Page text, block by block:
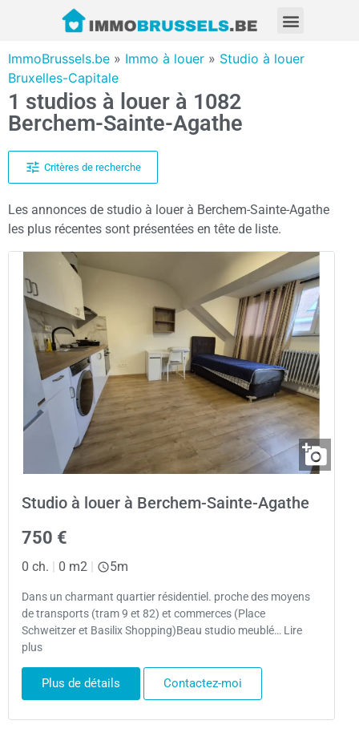
ImmoBrussels.be » Immo à louer » Studio à louer
Bruxelles-Capitale
1 studios à louer à 1082
Berchem-Sainte-Agathe
Critères de recherche
Les annonces de studio à louer à Berchem-Sainte-Agathe
les plus récentes sont présentées en tête de liste.
Studio à louer à Berchem-Sainte-Agathe
750 €
0 ch. 0 m2 5m
Dans un charmant quartier résidentiel. proche des moyens
de transports (tram 9 et 82) et commerces (Place
Schweitzer et Basilix Shopping)Beau studio meublé… Lire
plus
Plus de détails Contactez-moi